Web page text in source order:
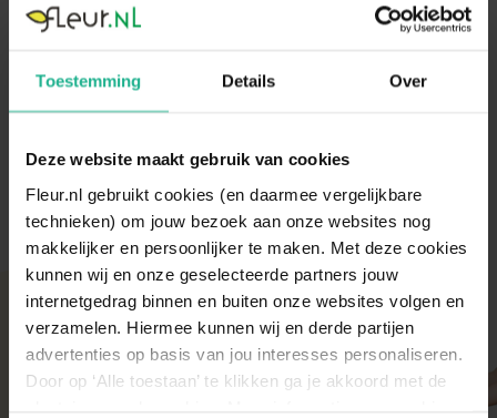
Toestemming Details Over
Deze website maakt gebruik van cookies
Fleur.nl gebruikt cookies (en daarmee vergelijkbare
technieken) om jouw bezoek aan onze websites nog
makkelijker en persoonlijker te maken. Met deze cookies
kunnen wij en onze geselecteerde partners jouw
internetgedrag binnen en buiten onze websites volgen en
verzamelen. Hiermee kunnen wij en derde partijen
advertenties op basis van jou interesses personaliseren.
Door op ‘Alle toestaan’ te klikken ga je akkoord met de
Oyster Dax Wit
een prachtige uitstraling door het uiterlijk van koraal.
Met aandacht verpakt
Onze kamer- en tuinplanten komen elke ochtend
direct van de kweker binnen. Verser kan niet!
Zodra de planten bij ons binnen zijn, vindt er altijd